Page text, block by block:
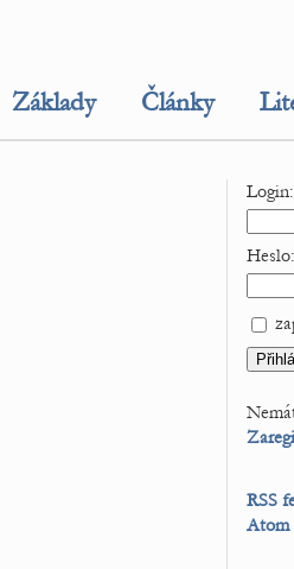
Základy Články
Login:
Heslo:
RSS
Atom